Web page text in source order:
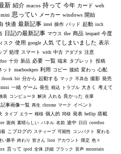
新 紹介 macos 持って 今年 カード web
mini 思ってい メーカー windows 開始
快適 最新記事 intel 操作 パッド 起動 inch
日記の最新記事 マウス the 商品 leopard 今度
スク 使用 google 人気 てしまいました 表示
プ 処理 スマート with 中古 アダプタ 注意
duo 十分 新品 必要 一覧 端末 タブレット 投稿
ット macbookpro 利用 コピー 接続 変わっ 心配
ibook bit 分から 起動する マック 不具合 撮影 発売
一緒 ゲーム 発生 税込 トラブル 大きく 考えて
装 コンピュータ 解決 入れる 良かった 在庫
事画像一覧 再生 chrome マーク イベント
タイプ エラー 模様 個人的 同様 発表 hellip 搭載
面倒 素晴らしい パネル 名前 途中 日日 coreduo
着 こブログの スティーブ 可能性 コンパクト 変わる
い勝手 終わり 皆さん lion アカウント 限定 色々
言って ipod 全体 詳細 ブラック 音声 mountain